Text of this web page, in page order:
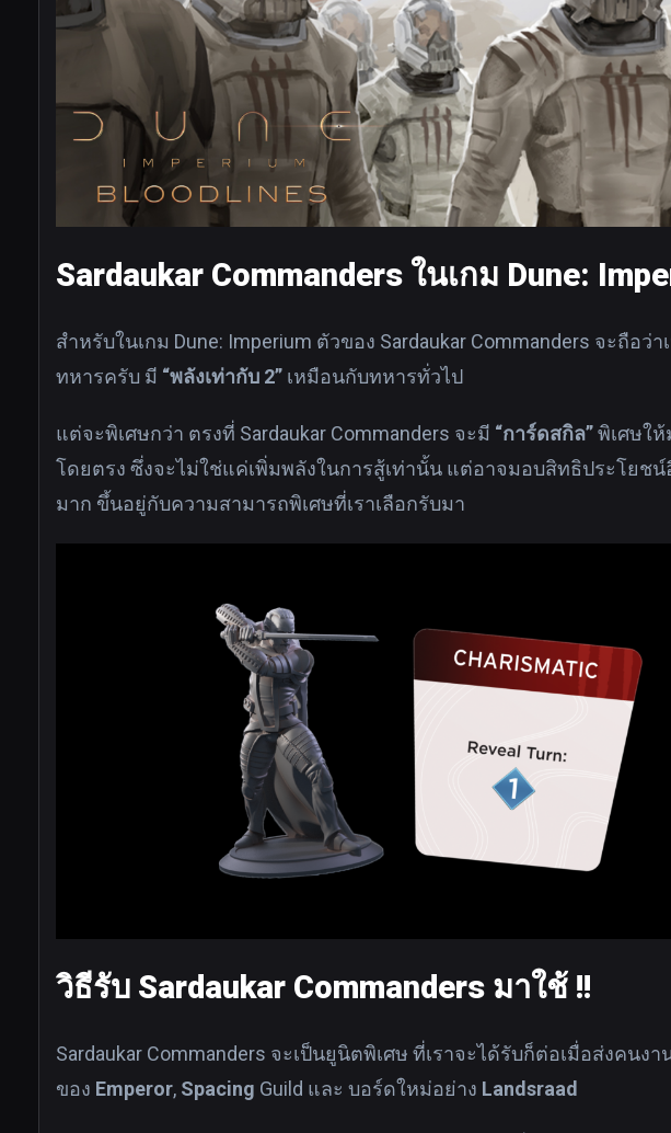
Sardaukar Commanders ในเกม Dune:
สำหรับในเกม Dune: Imperium ตัวของ Sardaukar Commanders จะถือว่
ทหารครับ มี “พลังเท่ากับ 2” เหมือนกับทหารทั่วไป
แต่จะพิเศษกว่า ตรงที่ Sardaukar Commanders จะมี “การ์ดสกิล”พิเศษใ
โดยตรง ซึ่งจะไม่ใช่แค่เพิ่มพลังในการสู้เท่านั้น แต่อาจมอบสิทธิประโยชน์
มาก ขึ้นอยู่กับความสามารถพิเศษที่เราเลือกรับมา
วิธีรับ Sardaukar Commanders มาใช้ !!
Sardaukar Commanders จะเป็นยูนิตพิเศษ ที่เราจะได้รับก็ต่อเมื่อส่งคนง
ของ Emperor, Spacing Guild และ บอร์ดใหม่อย่าง Landsraad